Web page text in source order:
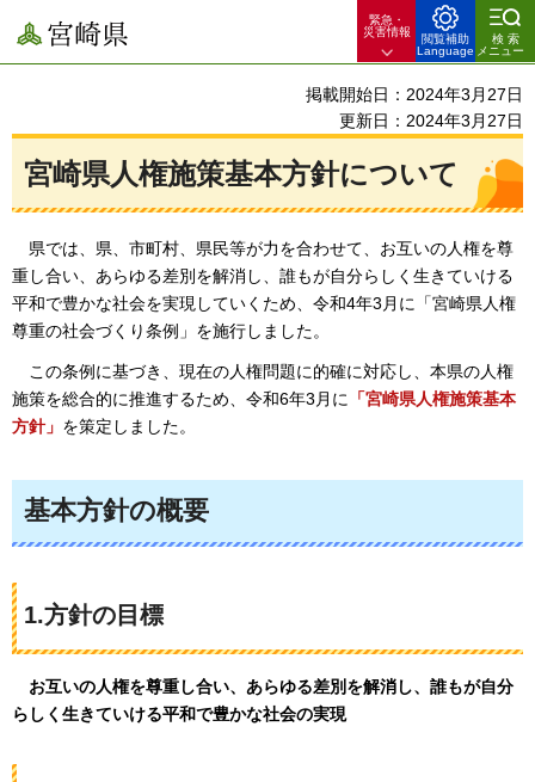
宮崎県
緊急・
災害情報
閲覧補助
Language
検索
メニュー
掲載開始日：2024年3月27日
更新日：2024年3月27日
宮崎県人権施策基本方針について
県では、 県、市町村、県民等が力を合わせて、お互いの人権を尊
重し合い、あらゆる差別を解消し、誰もが自分らしく生きていける
平和で豊かな社会を実現していくため、令和4年3月に「宮崎県人権
尊重の社会づくり条例」を施行しました。
この条例に基づき、現在の人権問題に的確に対応し、本県の人権
施策を総合的に推進するため、令和6年3月に 「宮崎県人権施策基本
方針」 を策定しました。
基本方針の概要
1.方針の目標
お互いの人権を尊重し合い、あらゆる差別を解消し、誰もが自分
らしく生きていける平和で豊かな社会の実現